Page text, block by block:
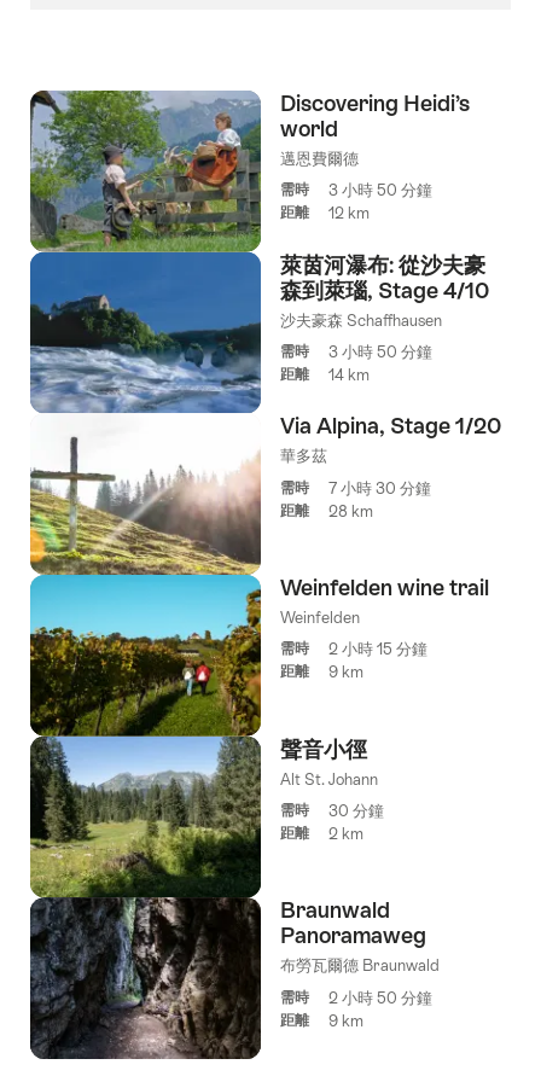
Discovering Heidi’s
world
邁恩費爾德
需時 3 小時 50 分鐘
距離 12 km
萊茵河瀑布: 從沙夫豪
森到萊瑙, Stage 4/10
沙夫豪森 Schaffhausen
需時 3 小時 50 分鐘
距離 14 km
Via Alpina, Stage 1/20
華多茲
需時 7 小時 30 分鐘
距離 28 km
Weinfelden wine trail
Weinfelden
需時 2 小時 15 分鐘
距離 9 km
聲音小徑
Alt St. Johann
需時 30 分鐘
距離 2 km
Braunwald
Panoramaweg
布勞瓦爾德 Braunwald
需時 2 小時 50 分鐘
距離 9 km